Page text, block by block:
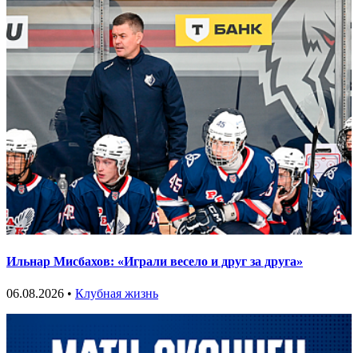
Ильнар Мисбахов: «Играли весело и друг за друга»
06.08.2026 • Клубная жизнь